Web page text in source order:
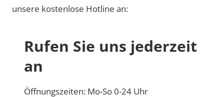
unsere kostenlose Hotline an:
Rufen Sie uns jederzeit
an
Öffnungszeiten: Mo-So 0-24 Uhr